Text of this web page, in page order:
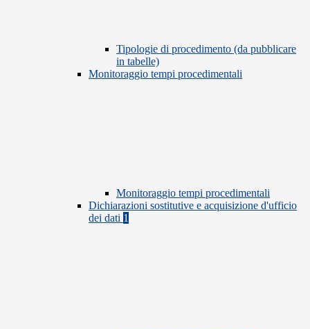
Tipologie di procedimento (da pubblicare
in tabelle)
Monitoraggio tempi procedimentali
Monitoraggio tempi procedimentali
Dichiarazioni sostitutive e acquisizione d'ufficio
dei dati 1